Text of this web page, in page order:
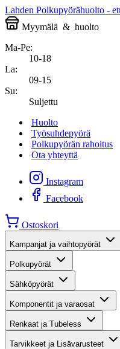
Lahden Polkupyörähuolto -
Myymälä & huolto
Ma-Pe:
10-18
La:
09-15
Su:
Suljettu
Huolto
Työsuhdepyörä
Polkupyörän rahoitus
Ota yhteyttä
Instagram
Facebook
Ostoskori
Kampanjat ja vaihtopyörät
Polkupyörät
Sähköpyörät
Komponentit ja varaosat
Renkaat ja Tubeless
Tarvikkeet ja Lisävarusteet